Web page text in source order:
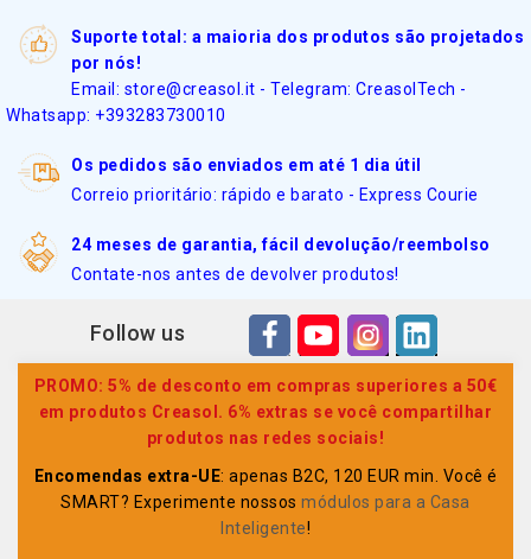
Suporte total: a maioria dos produtos são projetados
por nós!
Email: store@creasol.it - Telegram: CreasolTech -
Whatsapp: +393283730010
Os pedidos são enviados em até 1 dia útil
Correio prioritário: rápido e barato - Express Courie
24 meses de garantia, fácil devolução/reembolso
Contate-nos antes de devolver produtos!
Follow us
PROMO: 5% de desconto em compras superiores a 50€
em produtos Creasol. 6% extras se você compartilhar
produtos nas redes sociais!
Encomendas extra-UE: apenas B2C, 120 EUR min. Você é
SMART? Experimente nossosmódulos para a Casa
Inteligente!